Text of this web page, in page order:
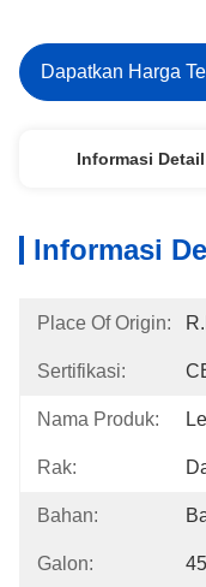
Dapatkan Harga
Informasi Detail
Informasi
Place Of Origin:
Sertifikasi:
Nama Produk:
Rak:
Bahan:
Galon: